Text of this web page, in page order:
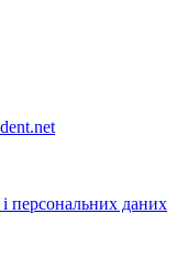
і персональних даних